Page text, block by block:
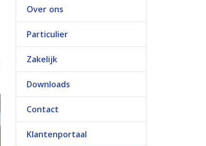
Over ons
Particulier
Zakelijk
Downloads
Contact
Klantenportaal